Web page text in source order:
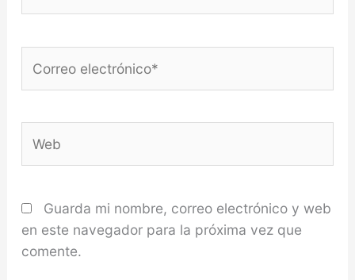
electrónico*
Guarda mi nombre, correo electrónico y web
en este navegador para la próxima vez que
comente.